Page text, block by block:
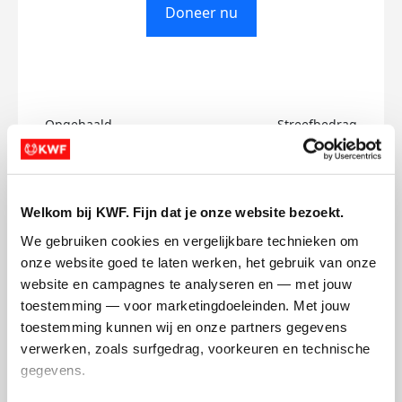
Welkom bij KWF. Fijn dat je onze website bezoekt.
We gebruiken cookies en vergelijkbare technieken om
onze website goed te laten werken, het gebruik van onze
website en campagnes te analyseren en — met jouw
toestemming — voor marketingdoeleinden. Met jouw
toestemming kunnen wij en onze partners gegevens
verwerken, zoals surfgedrag, voorkeuren en technische
gegevens.
Doneer nu
Opgehaald
€0
Streefbedrag
€750
Charley's badges